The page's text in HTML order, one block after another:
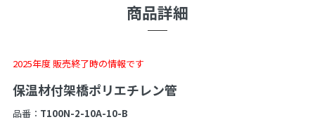
商品詳細
2025年度 販売終了時の情報です
保温材付架橋ポリエチレン管
品番： T100N-2-10A-10-B